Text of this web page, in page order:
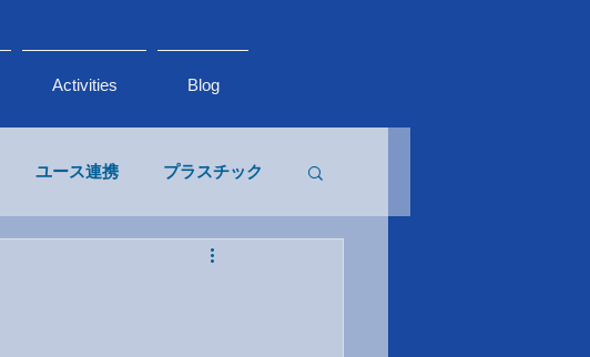
Activities Blog
ユース連携 プラスチック